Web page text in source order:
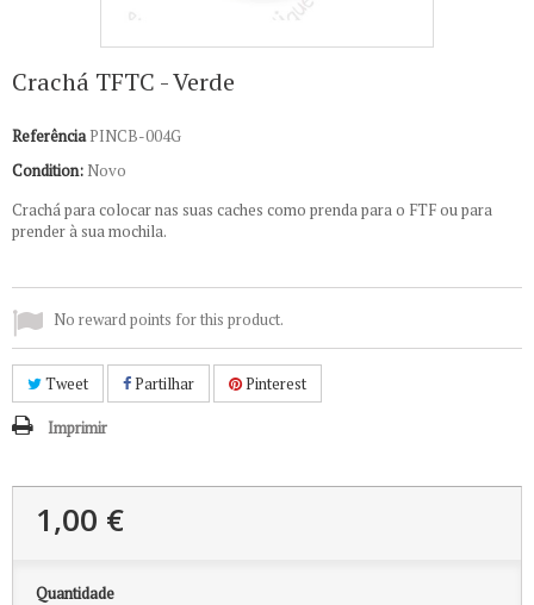
Crachá TFTC - Verde
Referência PINCB-004G
Condition: Novo
Crachá para colocar nas suas caches como prenda para o FTF ou para
prender à sua mochila.
No reward points for this product.
Tweet Partilhar Pinterest
Imprimir
1,00 €
Quantidade